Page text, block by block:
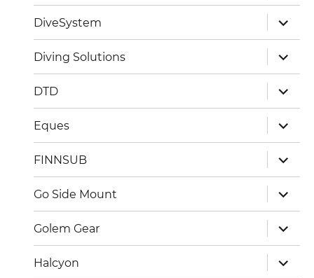
DiveSystem
öffnen
Diving Solutions
öffnen
DTD
öffnen
Eques
öffnen
FINNSUB
öffnen
Go Side Mount
öffnen
Golem Gear
öffnen
Halcyon
öffnen